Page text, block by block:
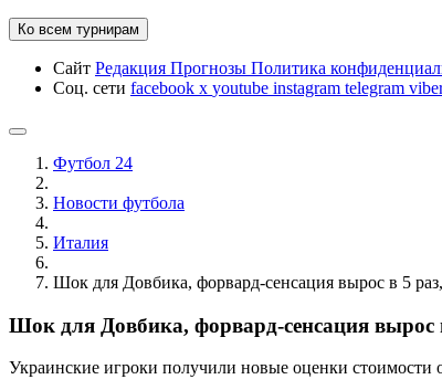
Ко всем турнирам
Сайт Редакция Прогнозы Политика
Соц. сети facebook x youtube instagram telegram
Футбол 24
Новости футбола
Италия
Шок для Довбика, форвард-сенсация вырос в 5
Шок для Довбика, форвард-сенсация
Украинские игроки получили новые оценки стоимости